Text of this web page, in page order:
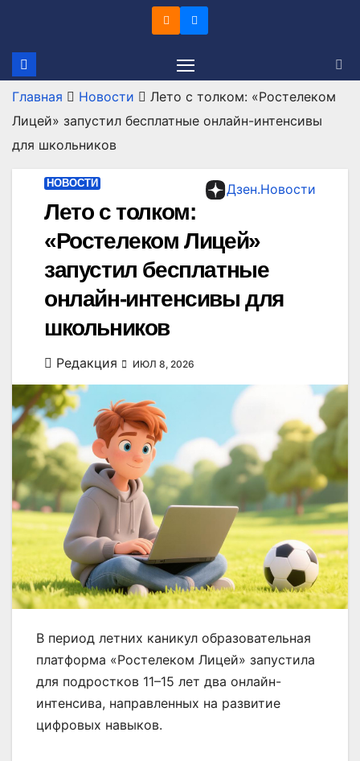
содержимому
Главная Новости
Лето с толком: «Ростелеком
Лицей» запустил бесплатные онлайн-интенсивы
для школьников
Дзен.Новости
НОВОСТИ
Лето с толком:
«Ростелеком Лицей»
запустил бесплатные
онлайн-интенсивы для
школьников
Редакция ИЮЛ 8, 2026
В период летних каникул образовательная
платформа «Ростелеком Лицей» запустила
для подростков 11–15 лет два онлайн-
интенсива, направленных на развитие
цифровых навыков.